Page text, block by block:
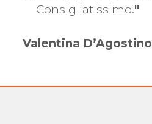
Consigliatissimo."
Valentina D’Agostino